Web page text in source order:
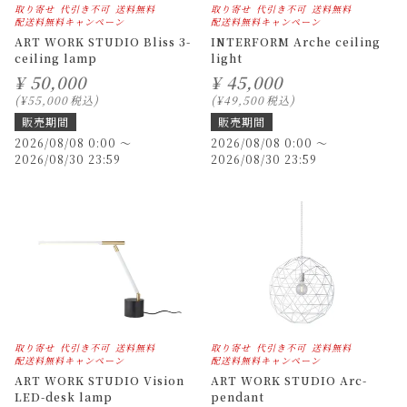
取り寄せ 代引き不可 送料無料
配送料無料キャンペーン
ART WORK STUDIO Bliss 3-
ceiling lamp
¥ 50,000
¥55,000税込
販売期間
2026/08/08 0:00 〜
2026/08/30 23:59
取り寄せ 代引き不可 送料無料
配送料無料キャンペーン
INTERFORM Arche ceiling
light
¥ 45,000
¥49,500税込
販売期間
2026/08/08 0:00 〜
2026/08/30 23:59
取り寄せ 代引き不可 送料無料
配送料無料キャンペーン
ART WORK STUDIO Vision
LED-desk lamp
取り寄せ 代引き不可 送料無料
配送料無料キャンペーン
ART WORK STUDIO Arc-
pendant